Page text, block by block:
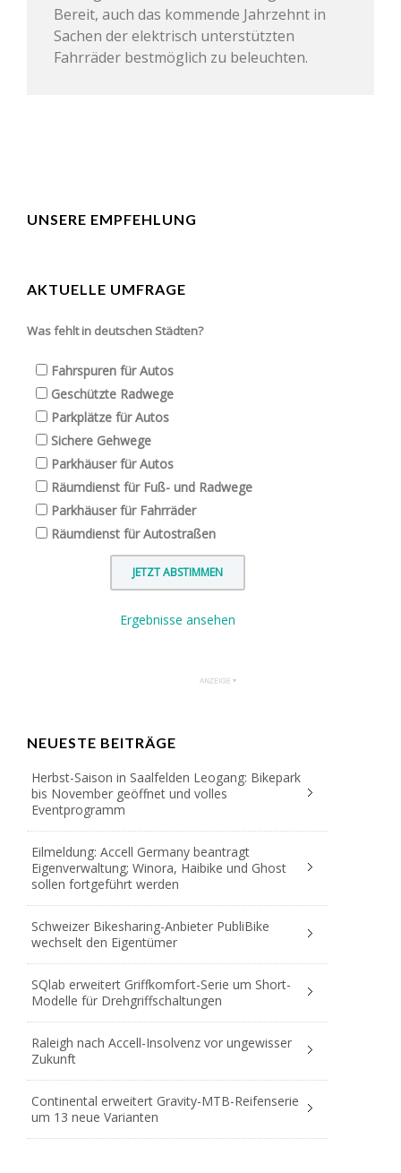
Bereit, auch das kommende Jahrzehnt in
Sachen der elektrisch unterstützten
Fahrräder bestmöglich zu beleuchten.
UNSERE EMPFEHLUNG
AKTUELLE UMFRAGE
Was fehlt in deutschen Städten?
Fahrspuren für Autos
Geschützte Radwege
Parkplätze für Autos
Sichere Gehwege
Parkhäuser für Autos
Räumdienst für Fuß- und Radwege
Parkhäuser für Fahrräder
Räumdienst für Autostraßen
Ergebnisse ansehen
NEUESTE BEITRÄGE
Herbst-Saison in Saalfelden Leogang: Bikepark
bis November geöffnet und volles
Eventprogramm
Eilmeldung: Accell Germany beantragt
Eigenverwaltung; Winora, Haibike und Ghost
sollen fortgeführt werden
Schweizer Bikesharing-Anbieter PubliBike
wechselt den Eigentümer
SQlab erweitert Griffkomfort-Serie um Short-
Modelle für Drehgriffschaltungen
Raleigh nach Accell-Insolvenz vor ungewisser
Zukunft
Continental erweitert Gravity-MTB-Reifenserie
um 13 neue Varianten